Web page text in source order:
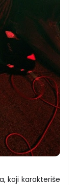
koji karakteriše